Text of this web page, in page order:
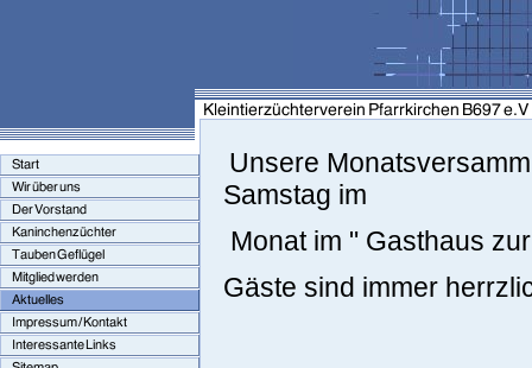
Unsere
Samstag im
Monat im " Gasthaus
Gäste sind immer